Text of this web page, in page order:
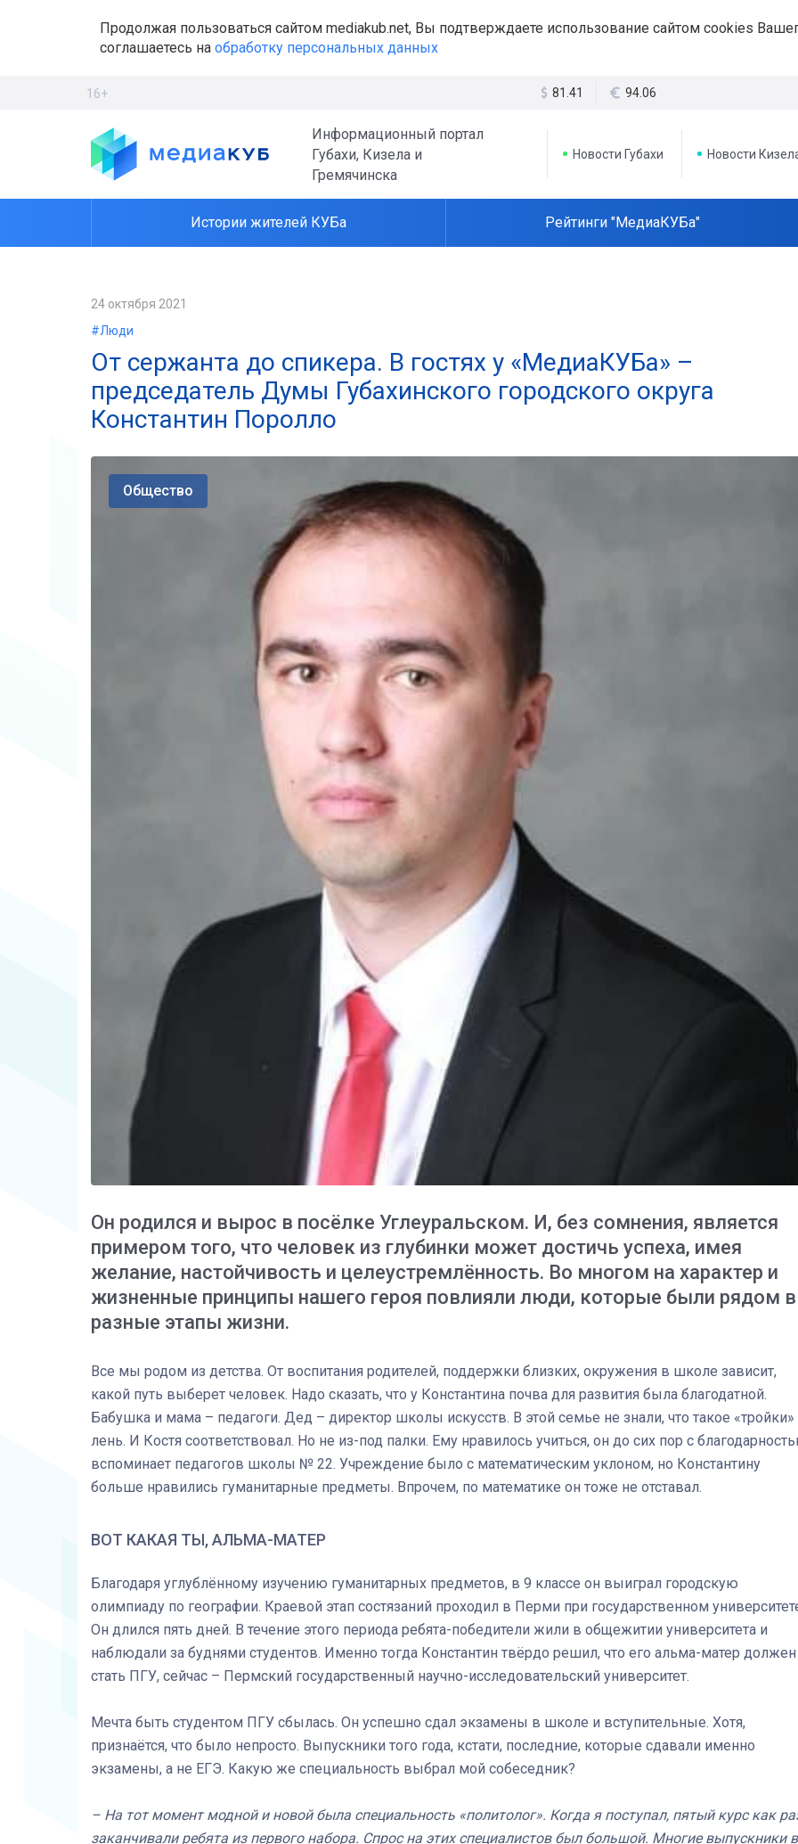
Продолжая пользоваться сайтом mediakub.net, Вы подтверждаете использование сайтом cookies
соглашаетесь на обработку персональных данных
16+ 81.41 94.06
Информационный портал
Губахи, Кизела и
Гремячинска
Новости Губахи Новости
Истории жителей КУБа Рейтинги "МедиаКУБа"
24 октября 2021
#Люди
От сержанта до спикера. В гостях у «МедиаКУБа» –
председатель Думы Губахинского городского округа
Константин Поролло
Общество
Он родился и вырос в посёлке Углеуральском. И, без сомнения, является
примером того, что человек из глубинки может достичь успеха, имея
желание, настойчивость и целеустремлённость. Во многом на характер и
жизненные принципы нашего героя повлияли люди, которые были рядом в
разные этапы жизни.
Все мы родом из детства. От воспитания родителей, поддержки близких, окружения в школе зависит,
какой путь выберет человек. Надо сказать, что у Константина почва для развития была благодатной.
Бабушка и мама – педагоги. Дед – директор школы искусств. В этой семье не знали, что такое «тройки»
лень. И Костя соответствовал. Но не из-под палки. Ему нравилось учиться, он до сих пор с
вспоминает педагогов школы № 22. Учреждение было с математическим уклоном, но Константину
больше нравились гуманитарные предметы. Впрочем, по математике он тоже не отставал.
ВОТ КАКАЯ ТЫ, АЛЬМА-МАТЕР
Благодаря углублённому изучению гуманитарных предметов, в 9 классе он выиграл городскую
олимпиаду по географии. Краевой этап состязаний проходил в Перми при государственном
Он длился пять дней. В течение этого периода ребята-победители жили в общежитии университета и
наблюдали за буднями студентов. Именно тогда Константин твёрдо решил, что его альма-матер должен
стать ПГУ, сейчас – Пермский государственный научно-исследовательский университет.
Мечта быть студентом ПГУ сбылась. Он успешно сдал экзамены в школе и вступительные. Хотя,
признаётся, что было непросто. Выпускники того года, кстати, последние, которые сдавали именно
экзамены, а не ЕГЭ. Какую же специальность выбрал мой собеседник?
– На тот момент модной и новой была специальность «политолог». Когда я поступал, пятый курс как
заканчивали ребята из первого набора. Спрос на этих специалистов был большой. Многие выпускники в
Штурмовик огня.
Коробов после
спецоперации сделал